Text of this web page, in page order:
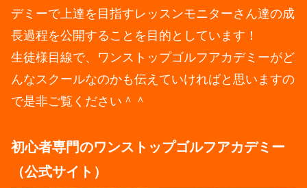
デミーで上達を目指すレッスンモニターさん達の成
長過程を公開することを目的としています！
生徒様目線で、ワンストップゴルフアカデミーがど
んなスクールなのかも伝えていければと思いますの
で是非ご覧ください＾＾
初心者専門のワンストップゴルフアカデミー
（公式サイト）